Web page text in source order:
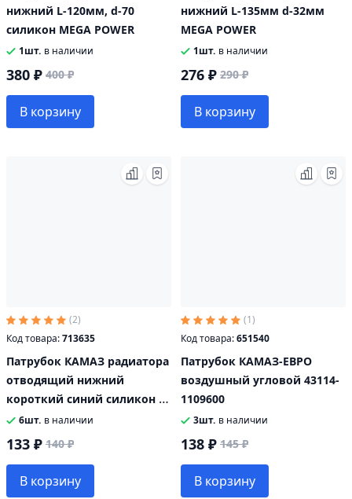
нижний L-120мм, d-70
силикон MEGA POWER
1шт. в наличии
380 ₽ 400 ₽
В корзину
нижний L-135мм d-32мм
MEGA POWER
1шт. в наличии
276 ₽ 290 ₽
В корзину
(2)
Код товара:713635
Патрубок КАМАЗ радиатора
отводящий нижний
короткий синий силикон L-
70мм, d-32 MEGA POWER
6шт. в наличии
133 ₽ 140 ₽
В корзину
(1)
Код товара:651540
Патрубок КАМАЗ-ЕВРО
воздушный угловой 43114-
1109600
3шт. в наличии
138 ₽ 145 ₽
В корзину